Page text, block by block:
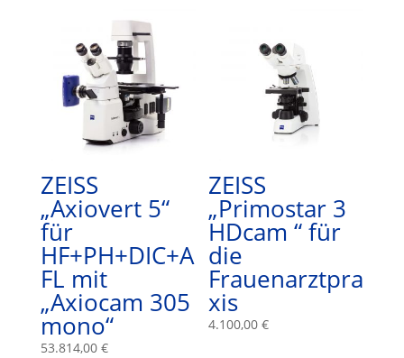
ZEISS
„Axiovert 5“
für
HF+PH+DIC+A
FL mit
„Axiocam 305
mono“
53.814,00 €
ZEISS
„Primostar 3
HDcam “ für
die
Frauenarztpra
xis
4.100,00€